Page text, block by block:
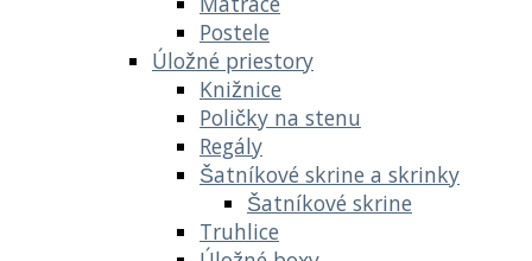
Postele
Úložné priestory
Knižnice
Poličky na stenu
Regály
Šatníkové skrine a skrinky
Šatníkové skrine
Truhlice